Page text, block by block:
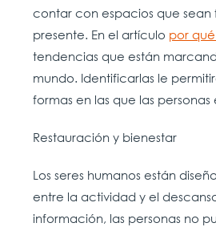
contar con espacios que
presente. En el artículo por
tendencias que están
mundo. Identificarlas le
formas en las que las
Restauración y bienestar
Los seres humanos están
entre la actividad y el
información, las personas no